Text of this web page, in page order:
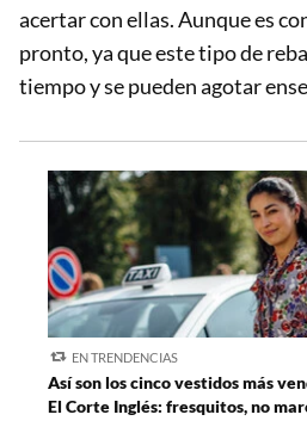
acertar con ellas. Aunque es
pronto, ya que este tipo de
tiempo y se pueden agotar
EN TRENDENCIAS
Así son los cinco vestidos más
El Corte Inglés: fresquitos, no